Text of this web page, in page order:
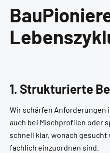
1. Strukturierte
Wir schärfen Anforderungen
auch bei Mischprofilen oder
schnell klar, wonach gesucht
fachlich einzuordnen sind.